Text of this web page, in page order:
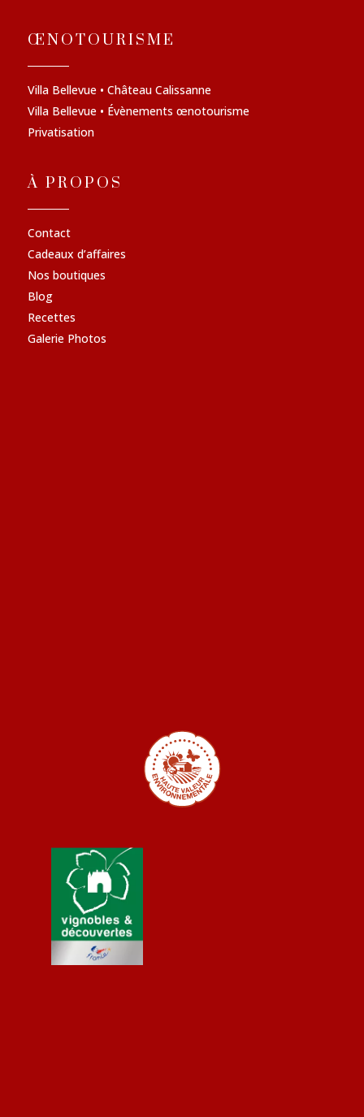
ŒNOTOURISME
Villa Bellevue • Château Calissanne
Villa Bellevue • Évènements œnotourisme
Privatisation
À PROPOS
Contact
Cadeaux d’affaires
Nos boutiques
Blog
Recettes
Galerie Photos